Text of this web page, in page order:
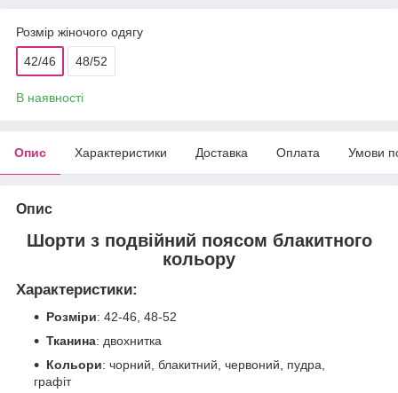
Розмір жіночого одягу
42/46 48/52
В наявності
Опис Характеристики Доставка Оплата Умови
Опис
Шорти з подвійний поясом блакитного
кольору
Характеристики:
Розміри: 42-46, 48-52
Тканина: двохнитка
Кольори: чорний, блакитний, червоний, пудра,
графіт